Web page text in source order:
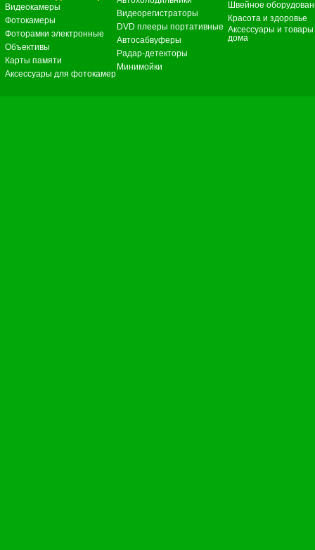
Видеокамеры
Фотокамеры
Фоторамки электронные
Объективы
Карты памяти
Аксессуары для фотокамер
Видеорегистраторы
DVD плееры портативные
Автосабвуферы
Радар-детекторы
Минимойки
Швейное
Красота и здоровье
Аксессуары и
дома